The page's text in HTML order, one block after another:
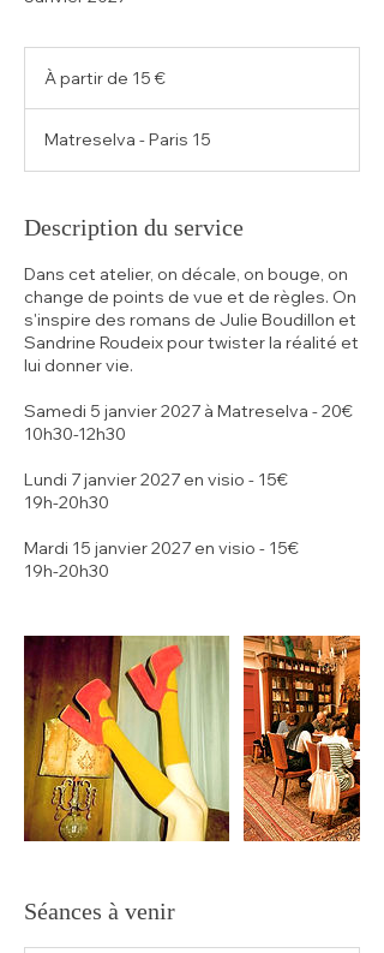
partir
euros
À partir de 15 €
Matreselva - Paris 15
Description du service
Dans cet atelier, on décale, on bouge, on
change de points de vue et de règles. On
s'inspire des romans de Julie Boudillon et
Sandrine Roudeix pour twister la réalité et
lui donner vie.
Samedi 5 janvier 2027 à Matreselva - 20€
10h30-12h30
Lundi 7 janvier 2027 en visio - 15€
19h-20h30
Mardi 15 janvier 2027 en visio - 15€
19h-20h30
Séances à venir